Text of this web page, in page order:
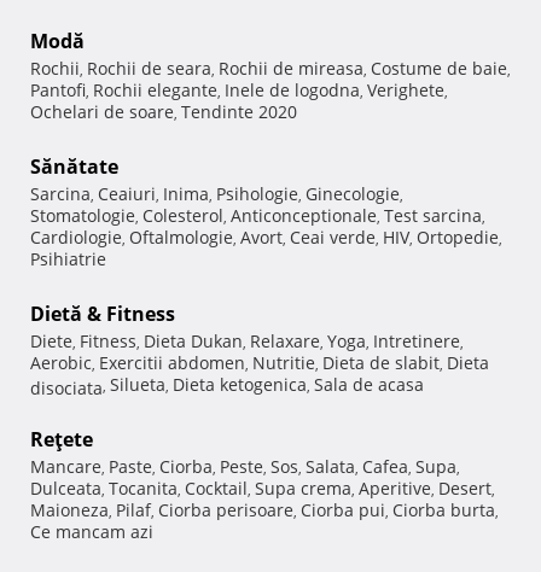
Modă
Rochii, Rochii de seara, Rochii de mireasa, Costume de baie,
Pantofi, Rochii elegante, Inele de logodna, Verighete,
Ochelari de soare, Tendinte 2020
Sănătate
Sarcina, Ceaiuri, Inima, Psihologie, Ginecologie,
Stomatologie, Colesterol, Anticonceptionale, Test sarcina,
Cardiologie, Oftalmologie, Avort, Ceai verde, HIV, Ortopedie,
Psihiatrie
Dietă & Fitness
Diete, Fitness, Dieta Dukan, Relaxare, Yoga, Intretinere,
Aerobic, Exercitii abdomen, Nutritie, Dieta de slabit, Dieta
disociata, Silueta, Dieta ketogenica, Sala de acasa
Reţete
Mancare, Paste, Ciorba, Peste, Sos, Salata, Cafea, Supa,
Dulceata, Tocanita, Cocktail, Supa crema, Aperitive, Desert,
Maioneza, Pilaf, Ciorba perisoare, Ciorba pui, Ciorba burta,
Ce mancam azi